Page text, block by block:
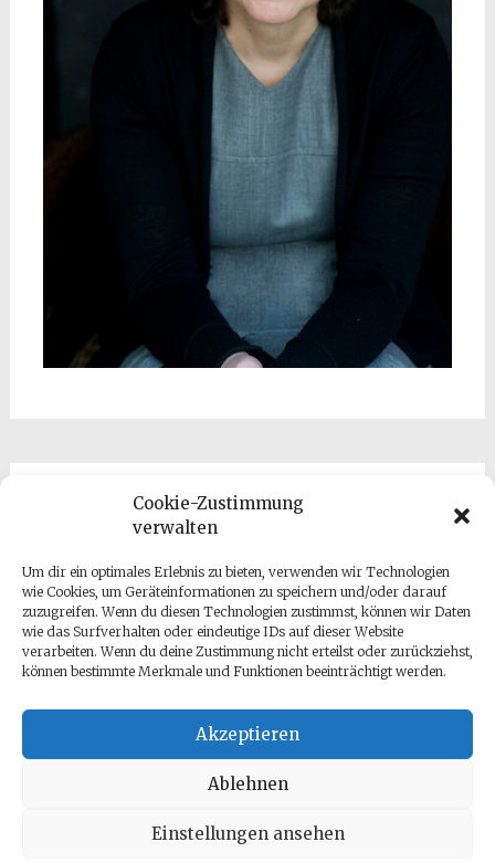
Cookie-Zustimmung
verwalten
Um dir ein optimales Erlebnis zu bieten, verwenden wir Technologien
wie Cookies, um Geräteinformationen zu speichern und/oder darauf
zuzugreifen. Wenn du diesen Technologien zustimmst, können wir Daten
wie das Surfverhalten oder eindeutige IDs auf dieser Website
verarbeiten. Wenn du deine Zustimmung nicht erteilst oder zurückziehst,
können bestimmte Merkmale und Funktionen beeinträchtigt werden.
Akzeptieren
Ablehnen
Einstellungen ansehen
Kontakt
Datenschutz
Impressum
Antje Gumz